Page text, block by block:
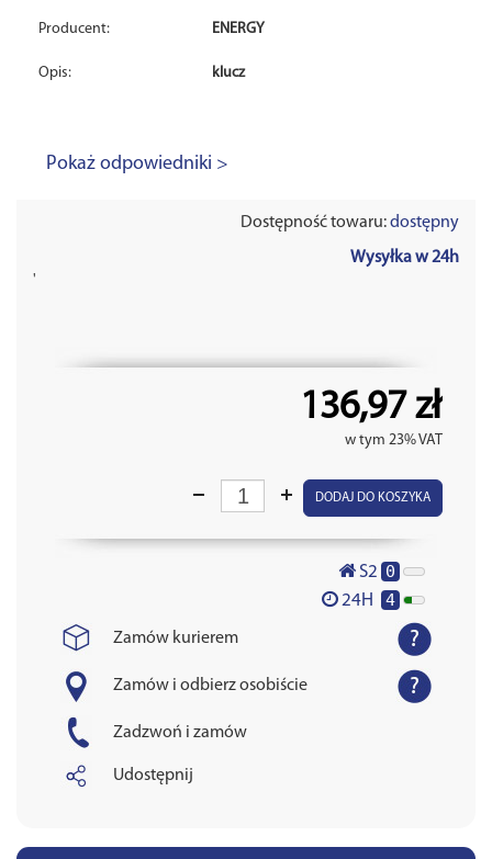
Producent: ENERGY
Opis: klucz
Pokaż odpowiedniki >
Dostępność towaru:dostępny
Wysyłka w 24h
'
136,97 zł
w tym 23% VAT
DODAJ DO KOSZYKA
S2 0
24H 4
Zamów kurierem
Zamów i odbierz osobiście
Zadzwoń i zamów
Udostępnij